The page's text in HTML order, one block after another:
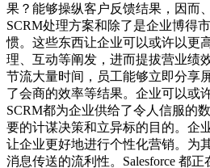
果？能够操纵客户反馈结果，因而
SCRM处理方案和除了是企业博得
惯。这些东西让企业可以或许以更
理、互动等阐发，进而提拔营业绩
节流大量时间，员工能够立即分享
了会商的效率等结果。企业可以或
SCRM都为企业供给了令人信服的
要的计谋决策和立异标的目的。企
让企业更好地进行个性化营销。为
消息传送的流利性。Salesforce 都